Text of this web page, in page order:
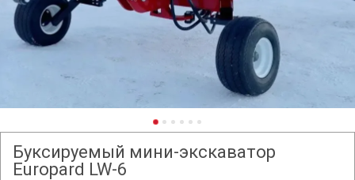
Буксируемый мини-экскаватор
Europard LW-6